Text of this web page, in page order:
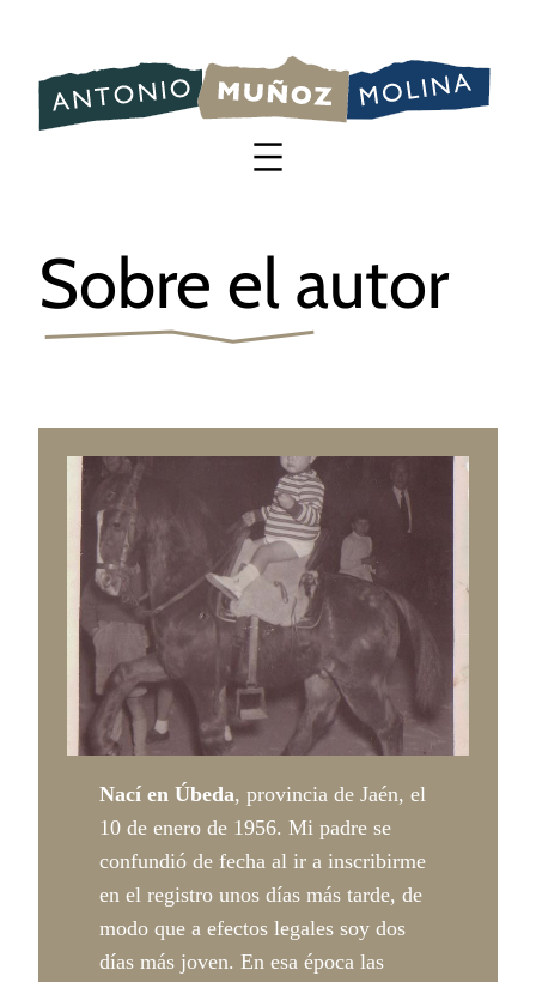
contenido
Sobre el autor
Nací en Úbeda, provincia de Jaén, el
10 de enero de 1956. Mi padre se
confundió de fecha al ir a inscribirme
en el registro unos días más tarde, de
modo que a efectos legales soy dos
días más joven. En esa época las